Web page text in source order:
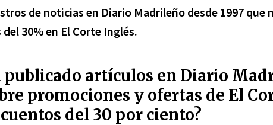
de noticias en Diario Madrileño desde 1997 que
30% en El Corte Inglés.
publicado artículos en Diario
promociones y ofertas de El
del 30 por ciento?